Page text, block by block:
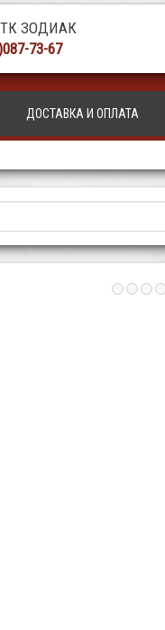
ЗОДИАК
73-67
ДОСТАВКА И ОПЛАТА